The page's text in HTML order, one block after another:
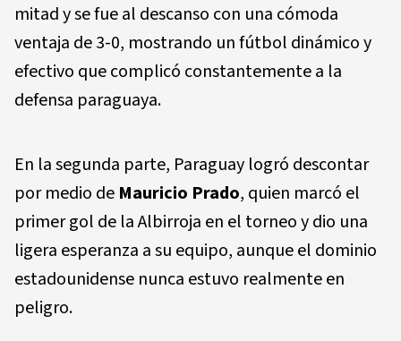
mitad y se fue al descanso con una cómoda
ventaja de 3-0, mostrando un fútbol dinámico y
efectivo que complicó constantemente a la
defensa paraguaya.
En la segunda parte, Paraguay logró descontar
por medio de Mauricio Prado, quien marcó el
primer gol de la Albirroja en el torneo y dio una
ligera esperanza a su equipo, aunque el dominio
estadounidense nunca estuvo realmente en
peligro.